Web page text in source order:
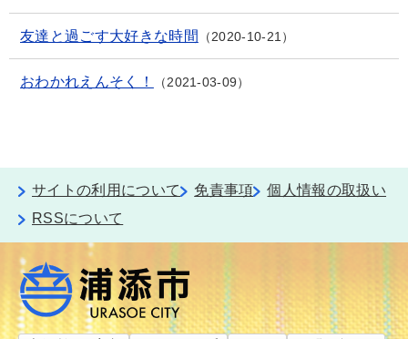
友達と過ごす大好きな時間 2020-10-21
おわかれえんそく！ 2021-03-09
サイトの利用について 免責事項
個人情報の取扱い
RSSについて